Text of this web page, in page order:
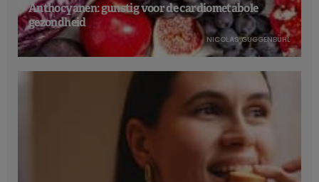
Anthocyanen: gunstig voor de cardiometabole
gezondheid
NICOLAS GUGGENBÜHL